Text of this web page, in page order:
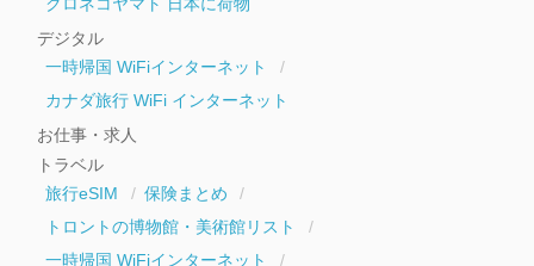
デジタル
一時帰国 WiFiインターネット
カナダ旅行 WiFi インターネット
お仕事・求人
トラベル
旅行eSIM
保険まとめ
トロントの博物館・美術館リスト
一時帰国 WiFiインターネット